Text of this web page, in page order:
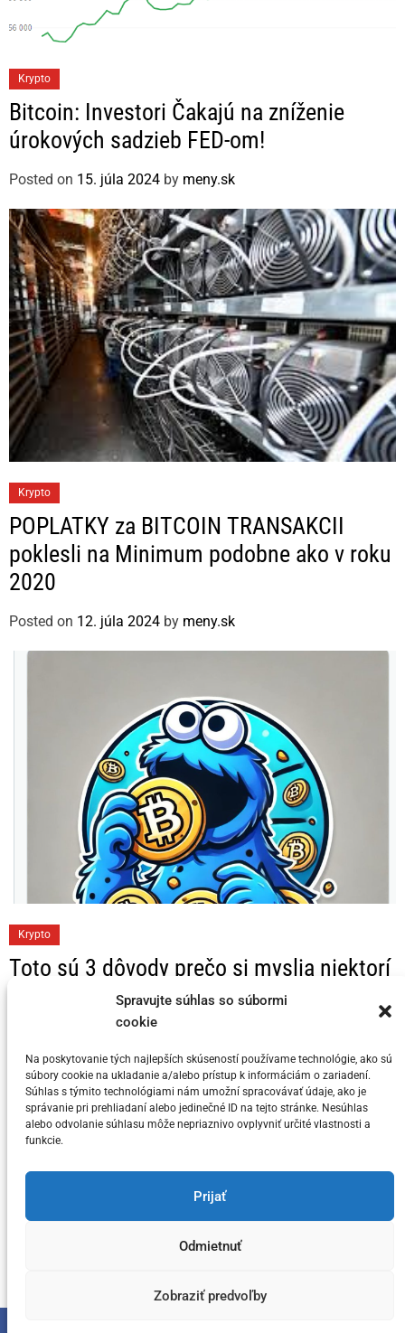
Spravujte súhlas so súbormi
cookie
Na poskytovanie tých najlepších skúseností používame technológie, ako sú
súbory cookie na ukladanie a/alebo prístup k informáciám o zariadení.
Súhlas s týmito technológiami nám umožní spracovávať údaje, ako je
správanie pri prehliadaní alebo jedinečné ID na tejto stránke. Nesúhlas
alebo odvolanie súhlasu môže nepriaznivo ovplyvniť určité vlastnosti a
funkcie.
Prijať
Odmietnuť
Zobraziť predvoľby
a
t
e
o
r
i
e
s
Krypto
Bitcoin: Investori Čakajú na zníženie
úrokových sadzieb FED-om!
Posted on 15. júla 2024 by meny.sk
a
t
e
g
r
Krypto
POPLATKY za BITCOIN TRANSAKCII
poklesli na Minimum podobne ako v roku
2020
Posted on 12. júla 2024 by meny.sk
a
Krypto
Toto sú 3 dôvody prečo si myslia niektorí
KRYPTO Analytici, že Bitcoin dosahuje
svoj vrchol v tomto cykle
Posted on5. júla 2024 bymeny.sk